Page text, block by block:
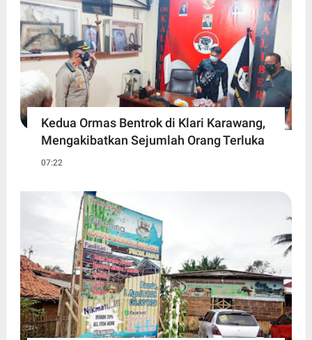
Kedua Ormas Bentrok di Klari Karawang,
Mengakibatkan Sejumlah Orang Terluka
07:22